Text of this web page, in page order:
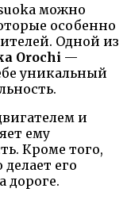
можно
особенно
Одной из
Orochi —
уникальный
и
ему
Кроме того,
его
дороге.